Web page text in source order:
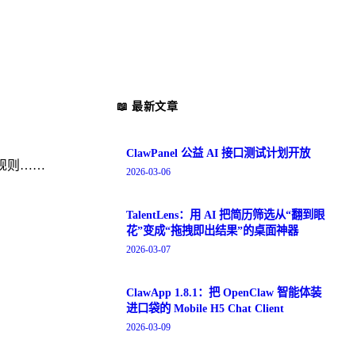
规则……
📖 最新文章
ClawPanel 公益 AI 接口测试计划开放
2026-03-06
TalentLens：用 AI 把简历筛选从“翻到眼
花”变成“拖拽即出结果”的桌面神器
2026-03-07
ClawApp 1.8.1：把 OpenClaw 智能体装
进口袋的 Mobile H5 Chat Client
2026-03-09